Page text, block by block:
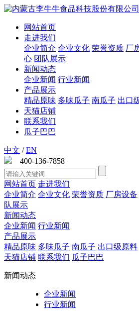
网站首页
走进我们
企业简介 企业文化 荣誉资质 厂
心 团队展示
新闻动态
企业新闻 行业新闻
产品展示
精品原味 多味瓜子 南瓜子 出口
天猫店铺
联系我们
瓜子巴巴
中文 /EN
400-136-7858
网站首页 走进我们
企业简介 企业文化 荣誉资质 厂房设备
队展示
新闻动态
企业新闻 行业新闻
产品展示
精品原味 多味瓜子 南瓜子 出口级原料
天猫店铺 联系我们 瓜子巴巴
新闻动态
企业新闻
行业新闻